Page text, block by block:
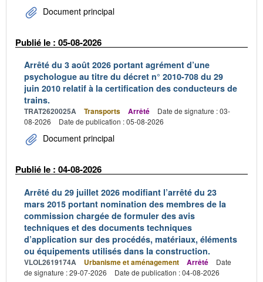
Document principal
Publié le : 05-08-2026
Arrêté du 3 août 2026 portant agrément d’une
psychologue au titre du décret n° 2010-708 du 29
juin 2010 relatif à la certification des conducteurs de
trains.
TRAT2620025A Transports Arrêté
Date de signature : 03-
08-2026
Date de publication : 05-08-2026
Document principal
Publié le : 04-08-2026
Arrêté du 29 juillet 2026 modifiant l’arrêté du 23
mars 2015 portant nomination des membres de la
commission chargée de formuler des avis
techniques et des documents techniques
d’application sur des procédés, matériaux, éléments
ou équipements utilisés dans la construction.
VLOL2619174A Urbanisme et aménagement Arrêté
Date
de signature : 29-07-2026
Date de publication : 04-08-2026